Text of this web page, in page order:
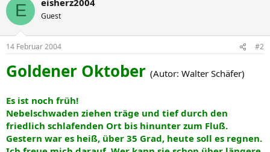
E Guest
14 Februar 2004 #2
Goldener Oktober (Autor: Walter Schäfer)
Es ist noch früh!
Nebelschwaden ziehen träge und tief durch den
friedlich schlafenden Ort bis hinunter zum Fluß.
Gestern war es heiß, über 35 Grad, heute soll es regnen.